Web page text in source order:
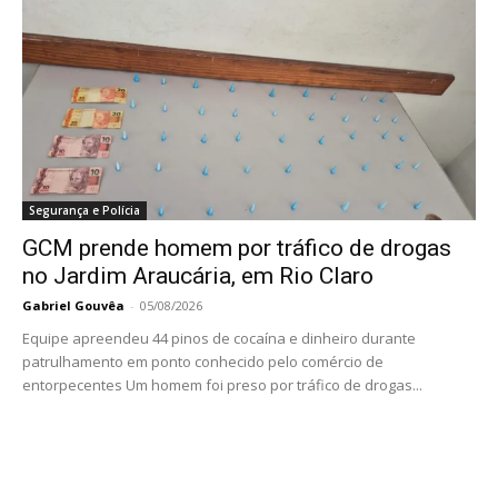
Segurança e Polícia
GCM prende homem por tráfico de drogas
no Jardim Araucária, em Rio Claro
Gabriel Gouvêa - 05/08/2026
Equipe apreendeu 44 pinos de cocaína e dinheiro durante
patrulhamento em ponto conhecido pelo comércio de
entorpecentes Um homem foi preso por tráfico de drogas...